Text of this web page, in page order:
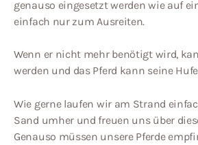
genauso eingesetzt werden wie auf
einfach nur zum Ausreiten.
Wenn er nicht mehr benötigt wird,
werden und das Pferd kann seine
Wie gerne laufen wir am Strand
Sand umher und freuen uns über
Genauso müssen unsere Pferde